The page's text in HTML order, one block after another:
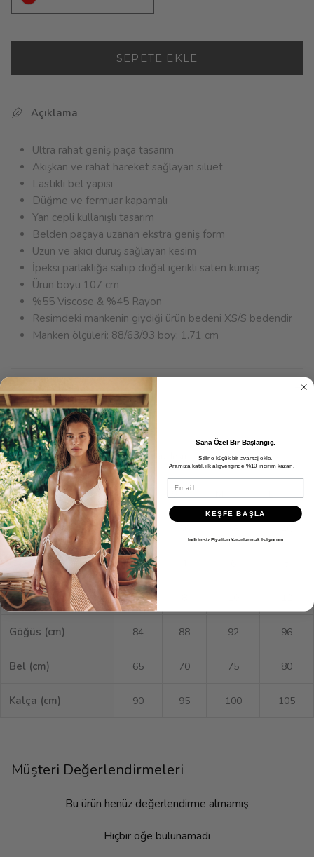
SEPETE EKLE
Açıklama
Ultra rahat geniş paça tasarım
Akışkan ve rahat hareket sağlayan silüet
Lastikli bel yapısı
Düğme ve fermuar kapamalı
Yan cepli kullanışlı tasarım
Belden paçaya uzanan ekstra geniş form
Uzun ve akıcı duruş sağlayan kesim
İpeksi parlaklığa sahip doğal içerikli saten kumaş
Ürün boyu 107 cm
%55 Viscose & %45 Rayon
Resimdeki mankenin giydiği ürün bedeni XS/S bedendir
Manken ölçüleri: 88/63/93 boy: 1.71 cm
Ölçü Tablosu
XS S M L
EU 34
2
UK 6
Göğüs (cm) 84 88 92 96
Bel (cm) 65 70 75 80
Kalça (cm) 90 95 100 105
Müşteri Değerlendirmeleri
Bu ürün henüz değerlendirme almamış
Hiçbir öğe bulunamadı
Sana Özel Bir Başlangıç.
Stiline küçük bir avantaj ekle.
Aramıza katıl, ilk alışverişinde %10 indirim kazan.
Email
KEŞFE BAŞLA
İndirimsiz Fiyattan Yararlanmak İstiyorum